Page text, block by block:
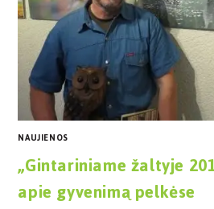
NAUJIENOS
„Gintariniame žaltyje
apie gyvenimą pelkėse